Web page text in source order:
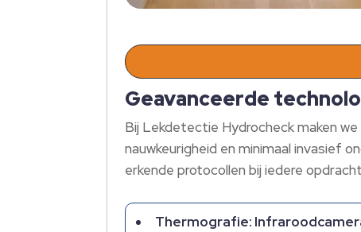
Geavanceerde
Bij Lekdetectie Hydrocheck maken
nauwkeurigheid en minimaal invasief
erkende protocollen bij iedere
Thermografie: